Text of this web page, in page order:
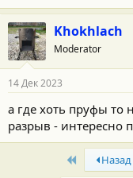
Khokhlach
Moderator
14 Дек 2023
а где хоть пруфы то
разрыв - интересно
First Назад